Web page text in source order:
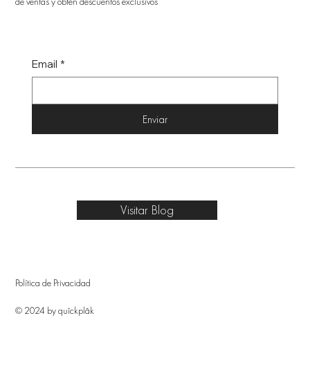
Email *
Enviar
Política de Privacidad
© 2024 by quîckplâk
Visitar Blog